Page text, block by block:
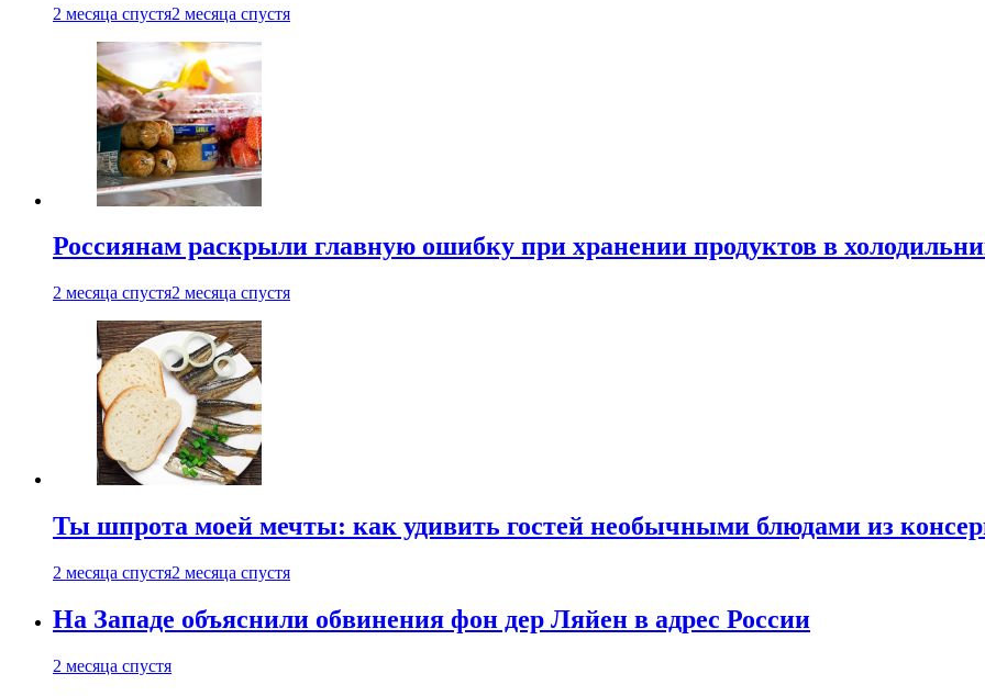
2 месяца спустя2 месяца спустя
Россиянам раскрыли главную ошибку при хранении продуктов в
2 месяца спустя2 месяца спустя
Ты шпрота моей мечты: как удивить гостей необычными блюдами из
2 месяца спустя2 месяца спустя
На Западе объяснили обвинения фон дер Ляйен в адрес России
2 месяца спустя